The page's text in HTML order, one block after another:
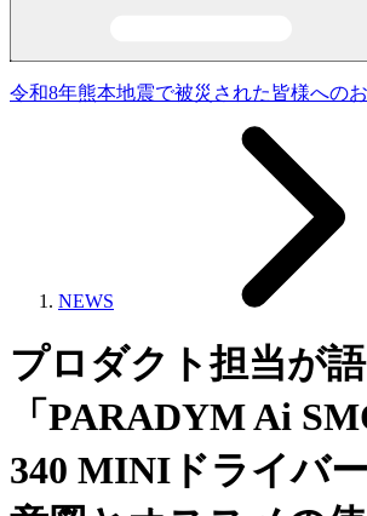
令和8年熊本地震で被災された皆様への
NEWS
プロダクト担当が語
「PARADYM Ai
340 MINIドライバ